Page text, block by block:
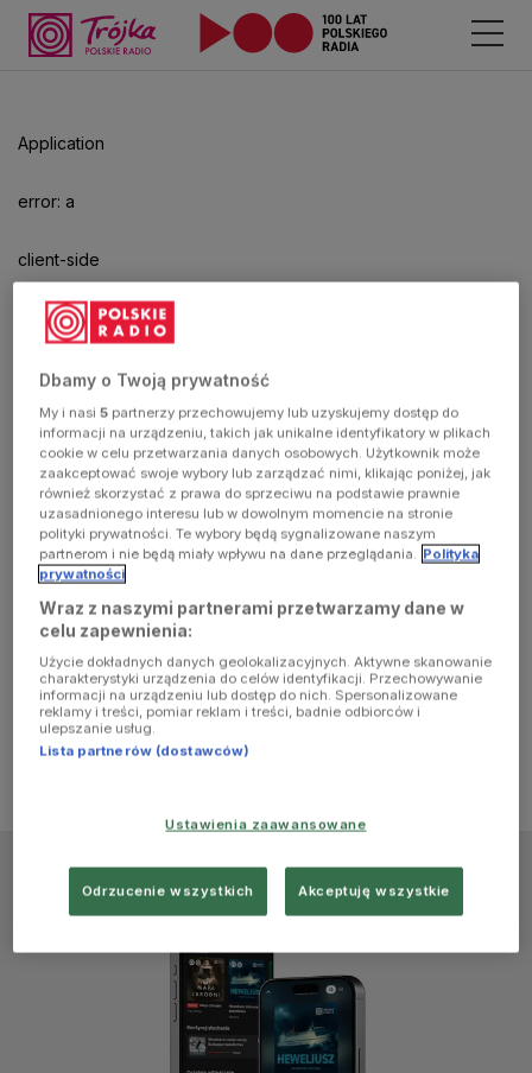
Application
error: a
client-side
exception
has
occurred
(see the
browser
console for
more
information)
aby
odtwarzać.
Dbamy o Twoją prywatność
My i nasi5 partnerzy przechowujemy lub uzyskujemy dostęp do
informacji na urządzeniu, takich jak unikalne identyfikatory w plikach
cookie w celu przetwarzania danych osobowych. Użytkownik może
zaakceptować swoje wybory lub zarządzać nimi, klikając poniżej, jak
również skorzystać z prawa do sprzeciwu na podstawie prawnie
uzasadnionego interesu lub w dowolnym momencie na stronie
polityki prywatności. Te wybory będą sygnalizowane naszym
partnerom i nie będą miały wpływu na dane przeglądania. Polityka
prywatności
Wraz z naszymi partnerami przetwarzamy dane w
celu zapewnienia:
Użycie dokładnych danych geolokalizacyjnych. Aktywne skanowanie
charakterystyki urządzenia do celów identyfikacji. Przechowywanie
informacji na urządzeniu lub dostęp do nich. Spersonalizowane
reklamy i treści, pomiar reklam i treści, badnie odbiorców i
ulepszanie usług.
Lista partnerów (dostawców)
Ustawienia zaawansowane
Odrzucenie wszystkich Akceptuję wszystkie